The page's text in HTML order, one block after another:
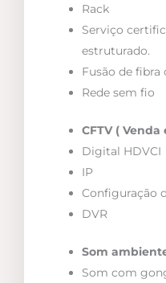
Rack
Serviço
estruturado.
Fusão de fibra
Rede sem fio
CFTV ( Venda
Digital HDVCI
IP
Configuração
DVR
Som
Som com